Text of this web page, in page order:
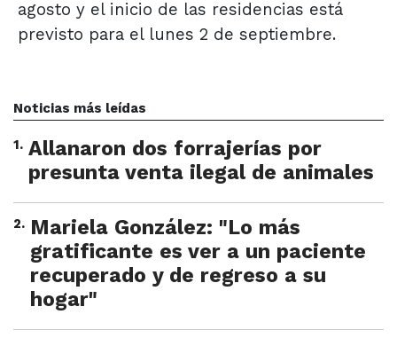
agosto y el inicio de las residencias está
previsto para el lunes 2 de septiembre.
Noticias más leídas
1. Allanaron dos forrajerías por
presunta venta ilegal de animales
2. Mariela González: "Lo más
gratificante es ver a un paciente
recuperado y de regreso a su
hogar"